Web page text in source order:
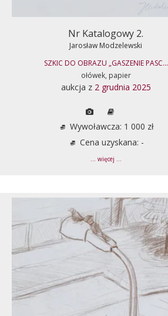
Nr Katalogowy 2.
Jarosław Modzelewski
SZKIC DO OBRAZU „GASZENIE PASC...
ołówek, papier
aukcja z 2 grudnia 2025
Wywoławcza: 1 000 zł
Cena uzyskana: -
... więcej ...